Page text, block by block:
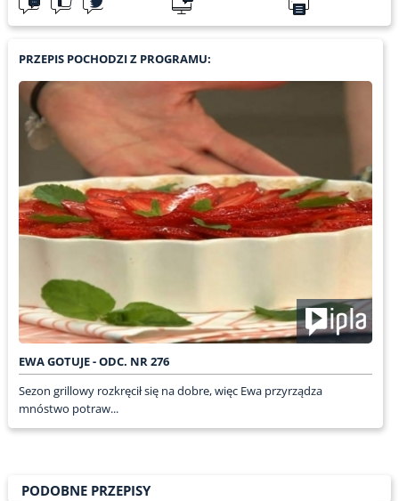
PRZEPIS POCHODZI Z PROGRAMU:
EWA GOTUJE - ODC. NR 276
Sezon grillowy rozkręcił się na dobre, więc Ewa przyrządza
mnóstwo potraw...
PODOBNE PRZEPISY